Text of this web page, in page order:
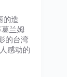
造
兰姆
的台湾
感动的